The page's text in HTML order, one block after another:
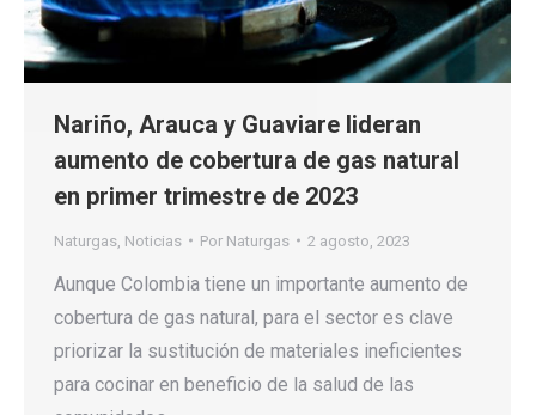
Nariño, Arauca y Guaviare lideran
aumento de cobertura de gas natural
en primer trimestre de 2023
Naturgas Noticias Por Naturgas 2 agosto, 2023
Aunque Colombia tiene un importante aumento de
cobertura de gas natural, para el sector es clave
priorizar la sustitución de materiales ineficientes
para cocinar en beneficio de la salud de las